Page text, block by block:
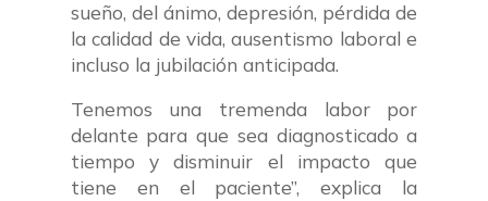
sueño, del ánimo, depresión, pérdida de
la calidad de vida, ausentismo laboral e
incluso la jubilación anticipada.
Tenemos una tremenda labor por
delante para que sea diagnosticado a
tiempo y disminuir el impacto que
tiene en el paciente”, explica la